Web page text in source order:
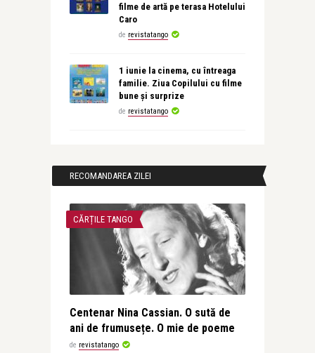
filme de artă pe terasa Hotelului
Caro
de revistatango
1 iunie la cinema, cu întreaga
familie. Ziua Copilului cu filme
bune și surprize
de revistatango
RECOMANDAREA ZILEI
CĂRȚILE TANGO
Centenar Nina Cassian. O sută de
ani de frumusețe. O mie de poeme
de revistatango